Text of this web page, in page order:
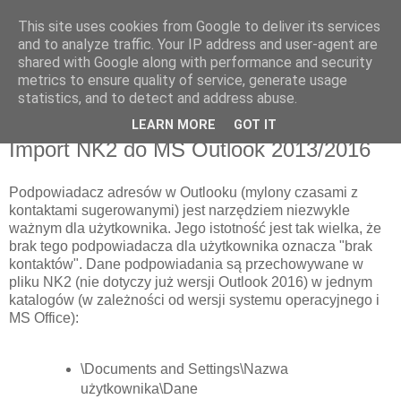
Komputerowe wyżyny
Miejsce wymiany wiedzy fachowej z branży informatycznej.
środa, 23 sierpnia 2017
Import NK2 do MS Outlook 2013/2016
Podpowiadacz adresów w Outlooku (mylony czasami z
kontaktami sugerowanymi) jest narzędziem niezwykle
ważnym dla użytkownika. Jego istotność jest tak wielka, że
brak tego podpowiadacza dla użytkownika oznacza "brak
kontaktów". Dane podpowiadania są przechowywane w
pliku NK2 (nie dotyczy już wersji Outlook 2016) w jednym
katalogów (w zależności od wersji systemu operacyjnego i
MS Office):
\Documents and Settings\Nazwa
użytkownika\Dane
This site uses cookies from Google to deliver its services
and to analyze traffic. Your IP address and user-agent are
shared with Google along with performance and security
metrics to ensure quality of service, generate usage
statistics, and to detect and address abuse.
LEARN MORE GOT IT